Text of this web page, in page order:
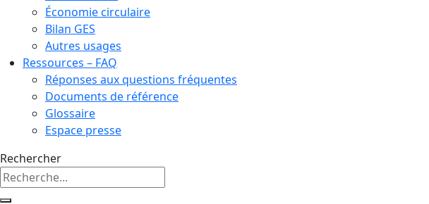
Économie circulaire
Bilan GES
Autres usages
Ressources – FAQ
Réponses aux questions fréquentes
Documents de référence
Glossaire
Espace presse
Rechercher